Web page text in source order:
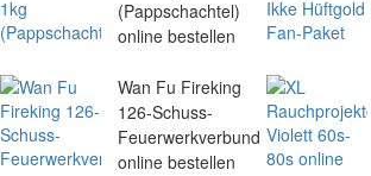
(Pappschachtel)
online bestellen
Wan Fu Fireking
126-Schuss-
Feuerwerkverbund
online bestellen